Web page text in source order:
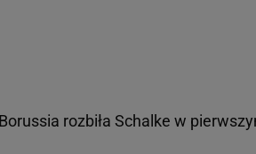
rozbiła Schalke w